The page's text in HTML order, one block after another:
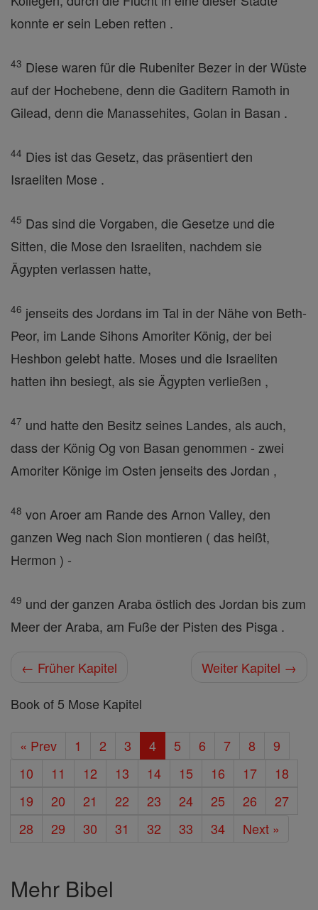
konnte er sein Leben retten .
43 Diese waren für die Rubeniter Bezer in der Wüste
auf der Hochebene, denn die Gaditern Ramoth in
Gilead, denn die Manassehites, Golan in Basan .
44 Dies ist das Gesetz, das präsentiert den
Israeliten Mose .
45 Das sind die Vorgaben, die Gesetze und die
Sitten, die Mose den Israeliten, nachdem sie
Ägypten verlassen hatte,
46 jenseits des Jordans im Tal in der Nähe von Beth-
Peor, im Lande Sihons Amoriter König, der bei
Heshbon gelebt hatte. Moses und die Israeliten
hatten ihn besiegt, als sie Ägypten verließen ,
47 und hatte den Besitz seines Landes, als auch,
dass der König Og von Basan genommen - zwei
Amoriter Könige im Osten jenseits des Jordan ,
48 von Aroer am Rande des Arnon Valley, den
ganzen Weg nach Sion montieren ( das heißt,
Hermon ) -
49 und der ganzen Araba östlich des Jordan bis zum
Meer der Araba, am Fuße der Pisten des Pisga .
← Früher Kapitel
Weiter Kapitel →
Book of 5 Mose Kapitel
« Prev 1 2 3 4 5 6 7 8
9
10
11 12 13 14 15 16 17
18
19
20 21 22 23 24 25 26
27
28
29 30 31 32 33 34 Next »
Mehr Bibel